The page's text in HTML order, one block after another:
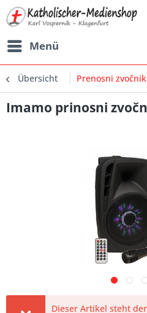
Menü
Übersicht Prenosni zvočnik
Imamo prinosni
Dieser Artikel steht